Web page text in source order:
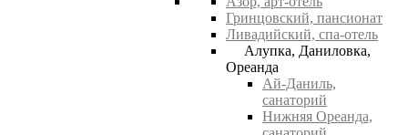
Гринцовский, пансионат
Ливадийский, спа-отель
Алупка, Даниловка,
Ореанда
Ай-Даниль,
санаторий
Нижняя Ореанда,